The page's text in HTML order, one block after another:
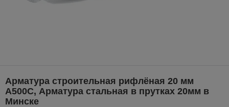
Арматура строительная рифлёная 20 мм
А500С, Арматура стальная в прутках 20мм в
Минске